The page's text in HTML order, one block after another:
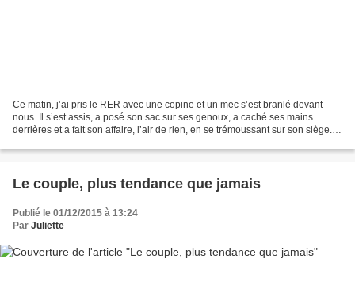
Ce matin, j’ai pris le RER avec une copine et un mec s’est branlé devant
nous. Il s’est assis, a posé son sac sur ses genoux, a caché ses mains
derrières et a fait son affaire, l’air de rien, en se trémoussant sur son siège.
Le couple, plus tendance que jamais
Publié le 01/12/2015 à 13:24
Par Juliette